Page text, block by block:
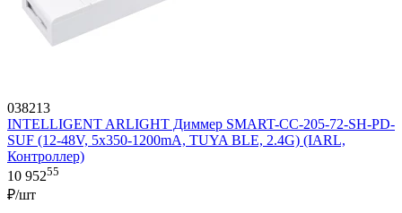
038213
INTELLIGENT ARLIGHT Диммер SMART-CC-205-72-SH-PD-
SUF (12-48V, 5x350-1200mA, TUYA BLE, 2.4G) (IARL,
Контроллер)
10 95255
₽/шт